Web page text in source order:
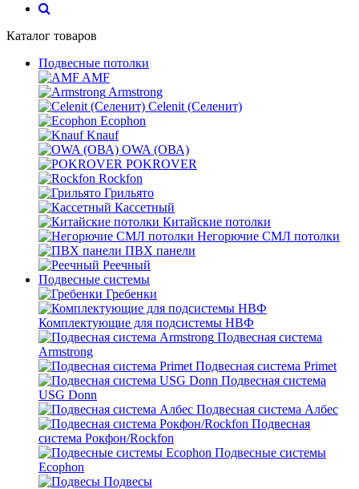
Каталог товаров
Подвесные потолки
AMF
Armstrong
Celenit (Селенит)
Ecophon
Knauf
OWA (ОВА)
POKROVER
Rockfon
Грильято
Кассетный
Китайские потолки
Негорючие СМЛ потолки
ПВХ панели
Реечный
Подвесные системы
Гребенки
Комплектующие для подсистемы НВФ
Подвесная система
Armstrong
Подвесная система Primet
Подвесная система
USG Donn
Подвесная система Албес
Подвесная
система Рокфон/Rockfon
Подвесные системы
Ecophon
Подвесы